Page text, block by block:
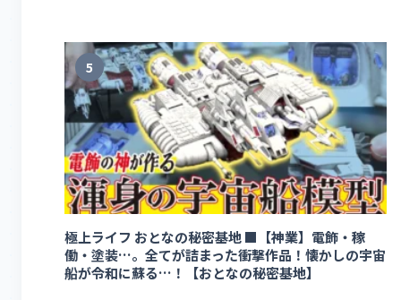
5
極上ライフ おとなの秘密基地 ■【神業】電飾・稼
働・塗装…。全てが詰まった衝撃作品！懐かしの宇宙
船が令和に蘇る…！【おとなの秘密基地】